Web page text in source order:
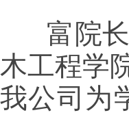
富院
木工程学
我公司为